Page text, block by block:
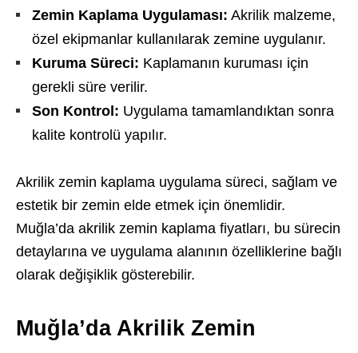
Zemin Kaplama Uygulaması: Akrilik malzeme,
özel ekipmanlar kullanılarak zemine uygulanır.
Kuruma Süreci: Kaplamanın kuruması için
gerekli süre verilir.
Son Kontrol: Uygulama tamamlandıktan sonra
kalite kontrolü yapılır.
Akrilik zemin kaplama uygulama süreci, sağlam ve
estetik bir zemin elde etmek için önemlidir.
Muğla’da akrilik zemin kaplama fiyatları, bu sürecin
detaylarına ve uygulama alanının özelliklerine bağlı
olarak değişiklik gösterebilir.
Muğla’da Akrilik Zemin